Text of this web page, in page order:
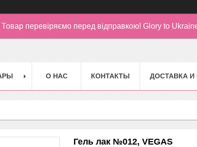
Товар перевіряємо перед відправкою! Glory to
О НАС КОНТАКТЫ ДОСТАВКА И
Гель лак №012, VEGAS